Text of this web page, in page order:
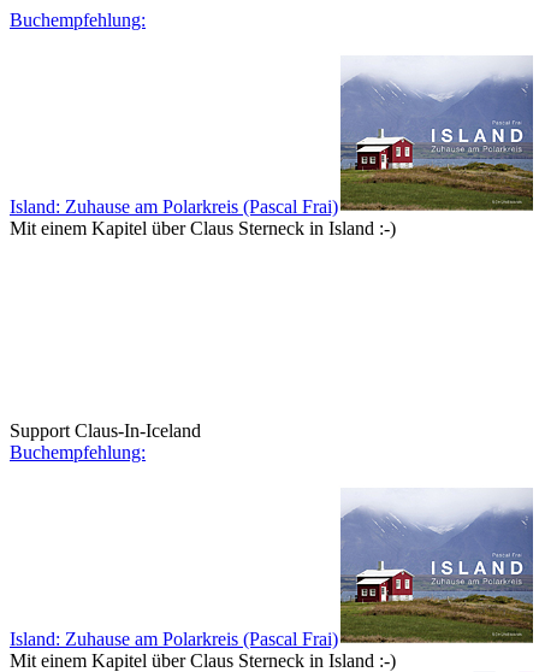
Buchempfehlung:
Island: Zuhause am Polarkreis (Pascal Frai)
Mit einem Kapitel über Claus Sterneck in Island :-)
Support Claus-In-Iceland
Buchempfehlung:
Island: Zuhause am Polarkreis (Pascal Frai)
Mit einem Kapitel über Claus Sterneck in Island :-)